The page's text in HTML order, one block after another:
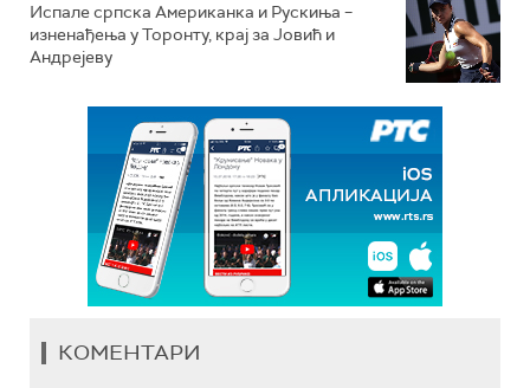
Испале српска Американка и Рускиња –
изненађења у Торонту, крај за Јовић и
Андрејеву
КОМЕНТАРИ